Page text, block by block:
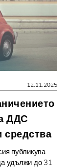
ДДС
средства
публикува
удължи до 31
12.11.2025